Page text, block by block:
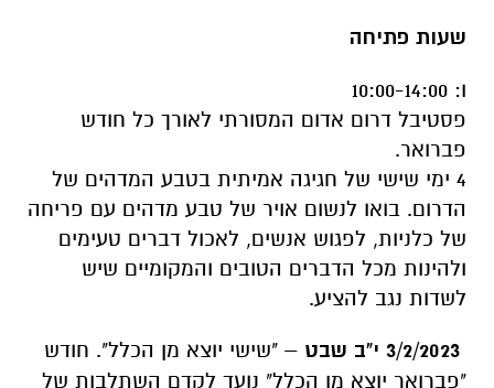
שעות פתיחה
ו: 10:00-14:00
פסטיבל דרום אדום המסורתי לאורך כל חודש
פברואר.
4 ימי שישי של חגיגה אמיתית בטבע המדהים של
הדרום. בואו לנשום אויר של טבע מדהים עם פריחה
של כלניות, לפגוש אנשים, לאכול דברים טעימים
ולהינות מכל הדברים הטובים והמקומיים שיש
לשדות נגב להציע.
– "שישי יוצא מן הכלל". חודש
"פברואר יוצא מן הכלל" נועד לקדם השתלבות של